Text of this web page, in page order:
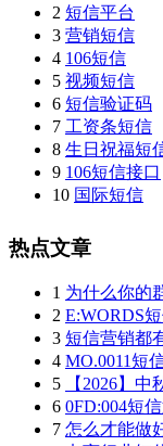
2 短信平台
3 营销短信
4 106短信
5 视频短信
6 短信验证码
7 工资条短信
8 生日祝福短
9 106短信接口
10 国际短信
热点文章
1 为什么你的
2 E:WORDS
3 短信营销都
4 MO.0011短
5
【2026】
6 0FD:004短
7 怎么才能做